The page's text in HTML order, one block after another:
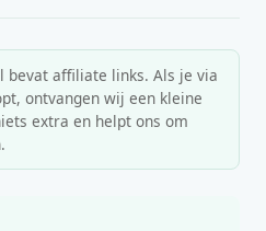
bevat affiliate links. Als je via
ontvangen wij een kleine
extra en helpt ons om